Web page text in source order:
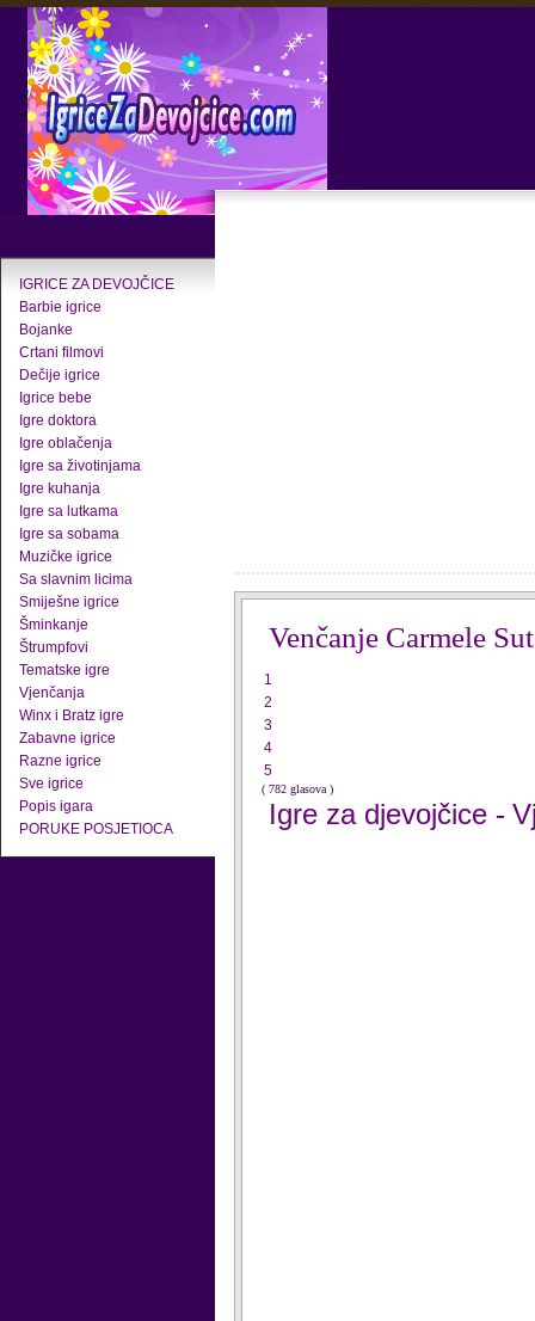
IGRICE ZA DEVOJČICE
Barbie igrice
Bojanke
Crtani filmovi
Dečije igrice
Igrice bebe
Igre doktora
Igre oblačenja
Igre sa životinjama
Igre kuhanja
Igre sa lutkama
Igre sa sobama
Muzičke igrice
Sa slavnim licima
Smiješne igrice
Šminkanje
Štrumpfovi
Tematske igre
Vjenčanja
Winx i Bratz igre
Zabavne igrice
Razne igrice
Sve igrice
Popis igara
PORUKE POSJETIOCA
Venčanje Carmele
1
2
3
4
5
( 782 glasova )
Igre za djevojčice -